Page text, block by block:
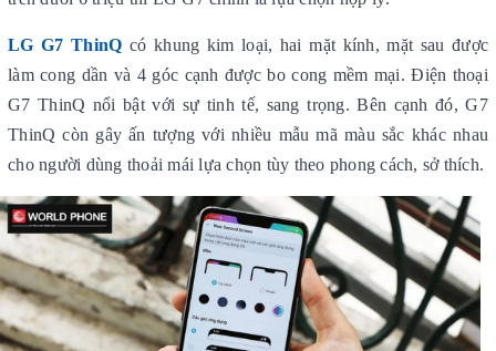
LG G7 ThinQ có khung kim loại, hai mặt kính, mặt sau được
làm cong dần và 4 góc cạnh được bo cong mềm mại. Điện thoại
G7 ThinQ nổi bật với sự tinh tế, sang trọng. Bên cạnh đó, G7
ThinQ còn gây ấn tượng với nhiều mẫu mã màu sắc khác nhau
cho người dùng thoải mái lựa chọn tùy theo phong cách, sở thích.